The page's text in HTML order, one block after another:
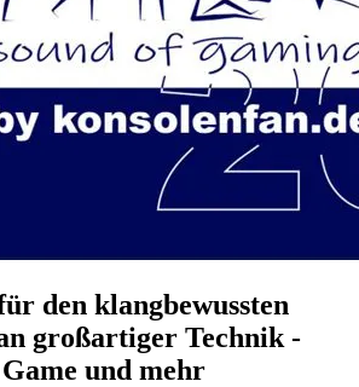
den klangbewussten
großartiger Technik -
und mehr